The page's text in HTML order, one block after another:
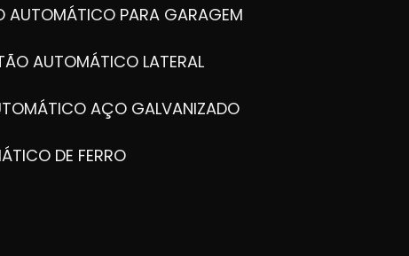
AUTOMÁTICO PARA GARAGEM
AUTOMÁTICO LATERAL
AÇO GALVANIZADO
DE FERRO